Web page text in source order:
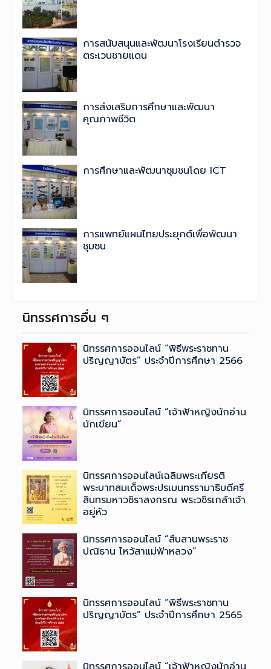
การสนับสนุนและพัฒนาโรงเรียนตำรวจ
ตระเวนชายแดน
การส่งเสริมการศึกษาและพัฒนา
คุณภาพชีวิต
การศึกษาและพัฒนาชุมชนโดย ICT
การแพทย์แผนไทยประยุกต์เพื่อพัฒนา
ชุมชน
นิทรรศการอื่น ๆ
นิทรรศการออนไลน์ “พิธีพระราชทาน
ปริญญาบัตร” ประจำปีการศึกษา 2566
นิทรรศการออนไลน์ “เจ้าฟ้าหญิงนักอ่าน
นักเขียน”
นิทรรศการออนไลน์เฉลิมพระเกียรติ
พระบาทสมเด็จพระปรเมนทรรามาธิบดีศรี
สินทรมหาวชิราลงกรณ ​พระวชิรเกล้าเจ้า
อยู่หัว
นิทรรศการออนไลน์ “สืบสานพระราช
ปณิธาน ไหว้สาแม่ฟ้าหลวง”
นิทรรศการออนไลน์ “พิธีพระราชทาน
ปริญญาบัตร” ประจำปีการศึกษา 2565